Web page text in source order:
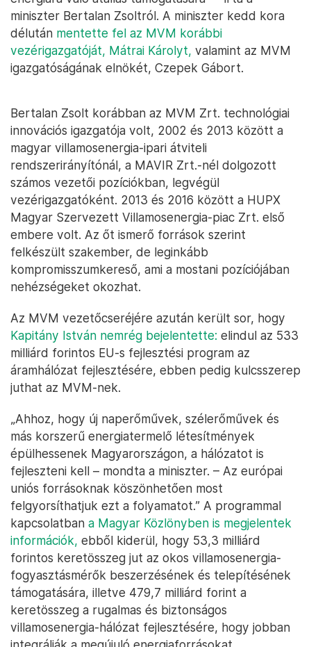
miniszter Bertalan Zsoltról. A miniszter kedd kora
délután mentette fel az MVM korábbi
vezérigazgatóját, Mátrai Károlyt, valamint az MVM
igazgatóságának elnökét, Czepek Gábort.
Bertalan Zsolt korábban az MVM Zrt. technológiai
innovációs igazgatója volt, 2002 és 2013 között a
magyar villamosenergia-ipari átviteli
rendszerirányítónál, a MAVIR Zrt.-nél dolgozott
számos vezetői pozíciókban, legvégül
vezérigazgatóként. 2013 és 2016 között a HUPX
Magyar Szervezett Villamosenergia-piac Zrt. első
embere volt. Az őt ismerő források szerint
felkészült szakember, de leginkább
kompromisszumkereső, ami a mostani pozíciójában
nehézségeket okozhat.
Az MVM vezetőcseréjére azután került sor, hogy
Kapitány István nemrég bejelentette: elindul az 533
milliárd forintos EU-s fejlesztési program az
áramhálózat fejlesztésére, ebben pedig kulcsszerep
juthat az MVM-nek.
„Ahhoz, hogy új naperőművek, szélerőművek és
más korszerű energiatermelő létesítmények
épülhessenek Magyarországon, a hálózatot is
fejleszteni kell – mondta a miniszter. – Az európai
uniós forrásoknak köszönhetően most
felgyorsíthatjuk ezt a folyamatot.” A programmal
kapcsolatban a Magyar Közlönyben is megjelentek
információk, ebből kiderül, hogy 53,3 milliárd
forintos keretösszeg jut az okos villamosenergia-
fogyasztásmérők beszerzésének és telepítésének
támogatására, illetve 479,7 milliárd forint a
keretösszeg a rugalmas és biztonságos
villamosenergia-hálózat fejlesztésére, hogy jobban